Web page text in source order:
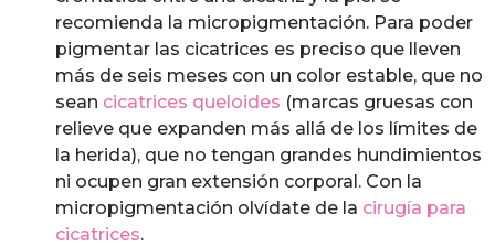
recomienda la micropigmentación. Para poder
pigmentar las cicatrices es preciso que lleven
más de seis meses con un color estable, que no
sean cicatrices queloides (marcas gruesas con
relieve que expanden más allá de los límites de
la herida), que no tengan grandes hundimientos
ni ocupen gran extensión corporal. Con la
micropigmentación olvídate de la cirugía para
cicatrices.